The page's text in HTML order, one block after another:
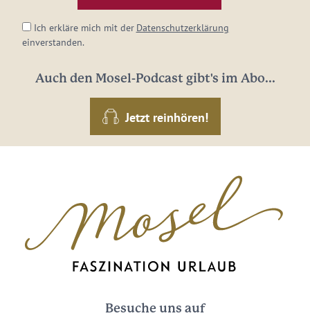
Ich erkläre mich mit der Datenschutzerklärung
einverstanden.
Auch den Mosel-Podcast gibt's im Abo...
Jetzt reinhören!
Besuche uns auf